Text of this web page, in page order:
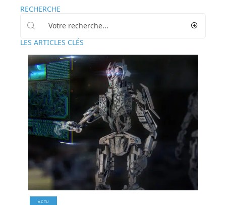
RECHERCHE
LES ARTICLES CLÉS
ACTU